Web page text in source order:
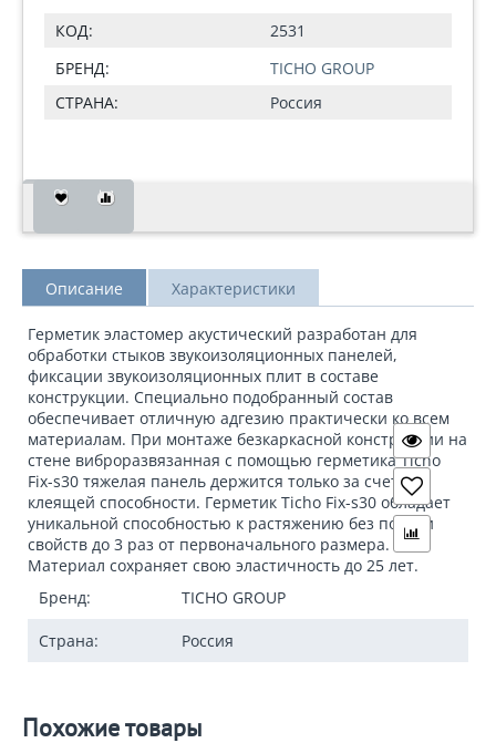
КОД:
2531
БРЕНД:
TICHO GROUP
СТРАНА:
Россия
Описание Характеристики
Герметик эластомер акустический разработан для
обработки стыков звукоизоляционных панелей,
фиксации звукоизоляционных плит в составе
конструкции. Специально подобранный состав
обеспечивает отличную адгезию практически ко всем
материалам. При монтаже безкаркасной конструкции на
стене виброразвязанная с помощью герметика Ticho
Fix-s30 тяжелая панель держится только за счет его
клеящей способности. Герметик Ticho Fix-s30 обладает
уникальной способностью к растяжению без потери
свойств до 3 раз от первоначального размера.
Материал сохраняет свою эластичность до 25 лет.
Бренд:
TICHO GROUP
Страна: Россия
Похожие товары